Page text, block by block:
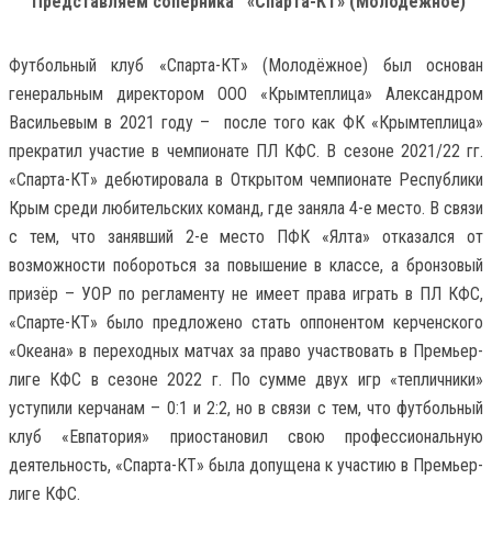
Футбольный клуб «Спарта-КТ» (Молодёжное) был основан
генеральным директором ООО «Крымтеплица» Александром
Васильевым в 2021 году – после того как ФК «Крымтеплица»
прекратил участие в чемпионате ПЛ КФС. В сезоне 2021/22 гг.
«Спарта-КТ» дебютировала в Открытом чемпионате Республики
Крым среди любительских команд, где заняла 4-е место. В связи
с тем, что занявший 2-е место ПФК «Ялта» отказался от
возможности побороться за повышение в классе, а бронзовый
призёр – УОР по регламенту не имеет права играть в ПЛ КФС,
«Спарте-КТ» было предложено стать оппонентом керченского
«Океана» в переходных матчах за право участвовать в Премьер-
лиге КФС в сезоне 2022 г. По сумме двух игр «тепличники»
уступили керчанам – 0:1 и 2:2, но в связи с тем, что футбольный
клуб «Евпатория» приостановил свою профессиональную
деятельность, «Спарта-КТ» была допущена к участию в Премьер-
лиге КФС.